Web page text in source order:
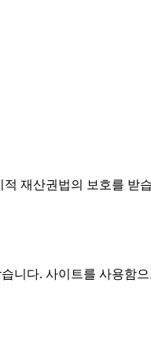
재산권법의 보호를 받
니다. 사이트를 사용함